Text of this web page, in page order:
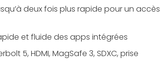
deux fois plus rapide pour un accès
et fluide des apps intégrées
5, HDMI, MagSafe 3, SDXC, prise